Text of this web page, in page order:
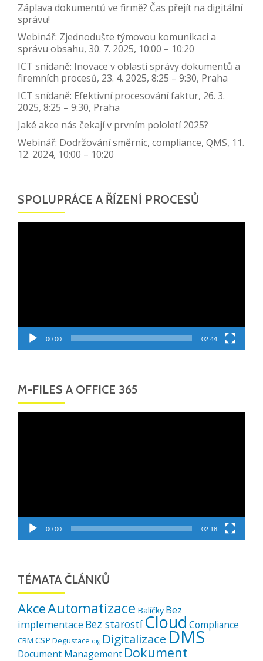
Záplava dokumentů ve firmě? Čas přejít na digitální
správu!
Webinář: Zjednodušte týmovou komunikaci a
správu obsahu, 30. 7. 2025, 10:00 – 10:20
ICT snídaně: Inovace v oblasti správy dokumentů a
firemních procesů, 23. 4. 2025, 8:25 – 9:30, Praha
ICT snídaně: Efektivní procesování faktur, 26. 3.
2025, 8:25 – 9:30, Praha
Jaké akce nás čekají v prvním pololetí 2025?
Webinář: Dodržování směrnic, compliance, QMS, 11.
12. 2024, 10:00 – 10:20
SPOLUPRÁCE A ŘÍZENÍ PROCESŮ
00:00 02:44
M-FILES A OFFICE 365
00:00 02:18
TÉMATA ČLÁNKŮ
AkceAutomatizace Balíčky Bez
implementace Bez starostí Cloud Compliance
CRM CSP Degustace dig Digitalizace DMS
Document Management Dokument